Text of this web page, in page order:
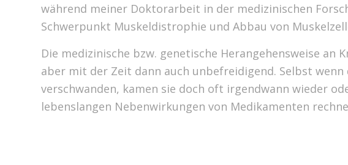
während meiner Doktorarbeit in der medizinischen
Schwerpunkt Muskeldistrophie und Abbau von
Die medizinische bzw. genetische Herangehensweise an
aber mit der Zeit dann auch unbefreidigend. Selbst wenn
verschwanden, kamen sie doch oft irgendwann wieder
lebenslangen Nebenwirkungen von Medikamenten